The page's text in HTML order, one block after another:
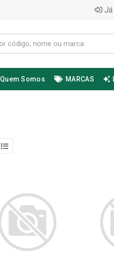
Já
Quem Somos MARCAS